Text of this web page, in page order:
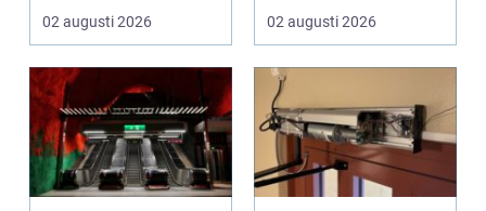
markarbeten och
byggpro...
02 augusti 2026
smalare, parkeringar ...
02 augusti 2026